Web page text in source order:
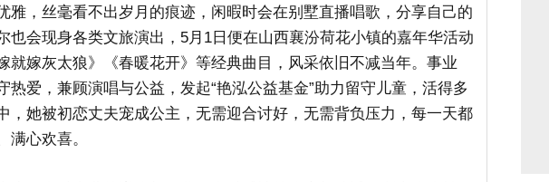
雅，丝毫看不出岁月的痕迹，闲暇时会在别墅直播唱歌，分享自己的
也会现身各类文旅演出，5月1日便在山西襄汾荷花小镇的嘉年华活动
就嫁灰太狼》《春暖花开》等经典曲目，风采依旧不减当年。事业
热爱，兼顾演唱与公益，发起“艳泓公益基金”助力留守儿童，活得多
，她被初恋丈夫宠成公主，无需迎合讨好，无需背负压力，每一天都
满心欢喜。